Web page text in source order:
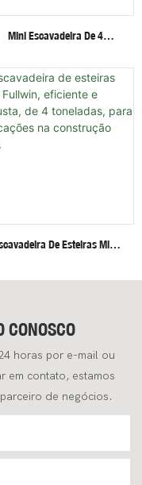
Mini Escavadeira De 4
Motor Invisível De Alta
Para Altas E Baixas
Velocidades
De Esteiras Mini
De 4 Toneladas, Para
CONOSCO
horas por e-mail ou
em contato, estamos
de negócios.